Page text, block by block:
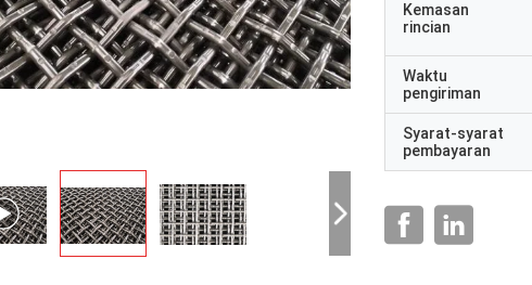
Kemasan
rincian
Waktu
pengiriman
Syarat-syarat
pembayaran